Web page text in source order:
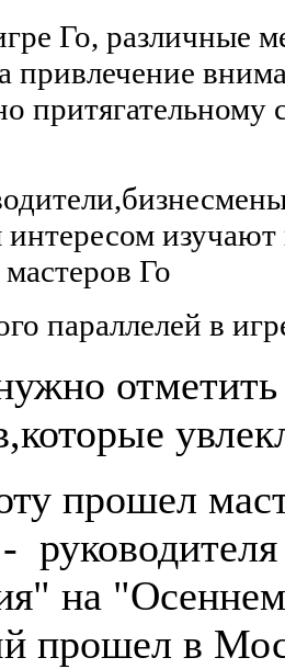
Го, различные
привлечение
притягательному
Го
параллелей в
отметить
прошел
на
прошел в